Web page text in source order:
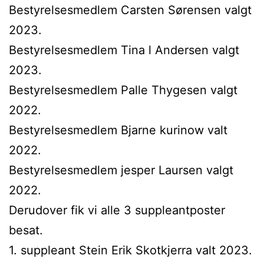
Bestyrelsesmedlem Carsten Sørensen valgt
2023.
Bestyrelsesmedlem Tina l Andersen valgt
2023.
Bestyrelsesmedlem Palle Thygesen valgt
2022.
Bestyrelsesmedlem Bjarne kurinow valt
2022.
Bestyrelsesmedlem jesper Laursen valgt
2022.
Derudover fik vi alle 3 suppleantposter
besat.
1. suppleant Stein Erik Skotkjerra valt 2023.